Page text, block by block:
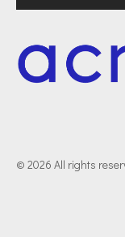
© 2026 All rights